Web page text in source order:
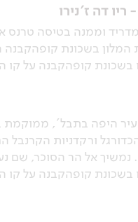
דה ז'נירו
וממנה בטיסה טרנס
המלון בשכונת
בשכונת קופהקבנה על קו
היפה בתבל', ממוקמת
ורקדניות הקרנבל
נמשיך אל הר הסוכר, שם
בשכונת קופהקבנה על קו